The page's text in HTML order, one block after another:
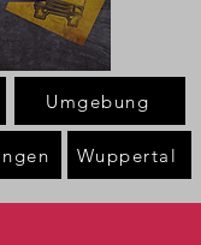
Wuppertal
Umgebung